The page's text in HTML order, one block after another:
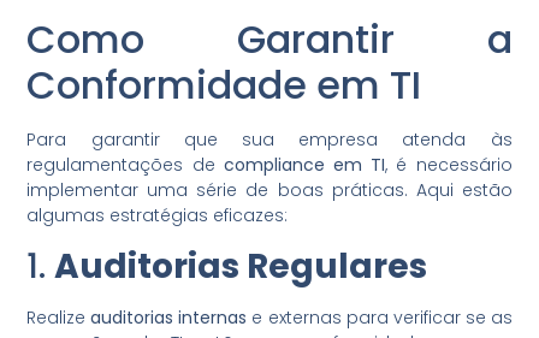
Como Garantir a
Conformidade em TI
Para garantir que sua empresa atenda às
regulamentações de compliance em TI, é necessário
implementar uma série de boas práticas. Aqui estão
algumas estratégias eficazes:
1.Auditorias Regulares
Realizeauditorias internas e externas para verificar se as